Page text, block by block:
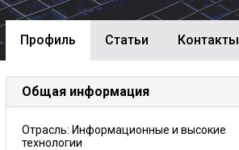
Профиль Cтатьи Контакты
Общая информация
Отрасль: Информационные и высокие
технологии